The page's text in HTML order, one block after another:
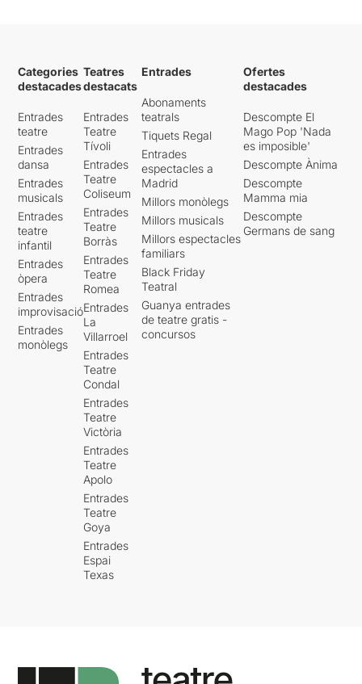
Categories
destacades
Entrades
teatre
Entrades
dansa
Entrades
musicals
Entrades
teatre
infantil
Entrades
òpera
Entrades
improvisació
Entrades
monòlegs
Teatres
destacats
Entrades
Teatre
Tívoli
Entrades
Teatre
Coliseum
Entrades
Teatre
Borràs
Entrades
Teatre
Romea
Entrades
La
Villarroel
Entrades
Teatre
Condal
Entrades
Teatre
Victòria
Entrades
Teatre
Apolo
Entrades
Teatre
Goya
Entrades
Espai
Texas
Entrades
Abonaments
teatrals
Tiquets Regal
Entrades
espectacles a
Madrid
Millors monòlegs
Millors musicals
Millors espectacles
familiars
Black Friday
Teatral
Guanya entrades
de teatre gratis -
concursos
Ofertes
destacades
Descompte El
Mago Pop 'Nada
es imposible'
Descompte Ànima
Descompte
Mamma mia
Descompte
Germans de sang